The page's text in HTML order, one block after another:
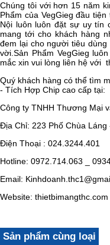
Chúng tôi với hơn 15 năm
Phẩm của VegGieg đầu tiện
Nội luôn luôn đặt sự uy tín
mang tới cho khách hàng
đem lại cho người tiêu
vời.Sản Phẩm VegGieg
mắc xin vui lòng liên hệ với
Quý khách hàng có thể tìm
- Tích Hợp Chip cao cấp tại:
Công ty TNHH Thương Mại
Địa Chỉ: 223 Phố Chùa
Điện Thoại : 024.3244.401
Hotline: 0972.714.063 _
Email:
Website:
Sản phẩm cùng loại